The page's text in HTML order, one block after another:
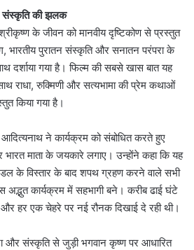
संस्कृति की झलक
के जीवन को मानवीय दृष्टिकोण से प्रस्तुत
भारतीय पुरातन संस्कृति और सनातन परंपरा के
दर्शाया गया है। फिल्म की सबसे खास बात यह
राधा, रुक्मिणी और सत्यभामा की प्रेम कथाओं
किया गया है।
ने कार्यक्रम को संबोधित करते हुए
भारत माता के जयकारे लगाए। उन्होंने कहा कि यह
के विस्तार के बाद शपथ ग्रहण करने वाले सभी
कार्यक्रम में सहभागी बने। करीब ढाई घंटे
हर एक चेहरे पर नई रौनक दिखाई दे रही थी।
और संस्कृति से जुड़ी भगवान कृष्ण पर आधारित